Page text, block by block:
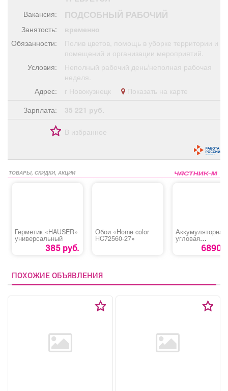
Вакансия: ПОДСОБНЫЙ РАБОЧИЙ
Занятость:
временно
Обязанности:
Полив цветов, помощь в уборке территории и
помещений и организации мероприятий.
Условия:
Неполный рабочий день/неполная рабочая
неделя.
Адрес:
г Новокузнецк
Показать на карте
Зарплата:
35 221 руб.
В избранное
ТОВАРЫ, СКИДКИ, АКЦИИ
Герметик «HAUSER»
универсальный
385 руб.
Обои «Home color
HC72560-27»
Аккумуляторная
угловая
шлифовальная
машина «MTX
6890
ПОХОЖИЕ ОБЪЯВЛЕНИЯ